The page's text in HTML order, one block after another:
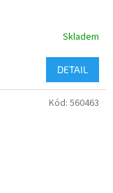
Skladem
DETAIL
Kód: 560463